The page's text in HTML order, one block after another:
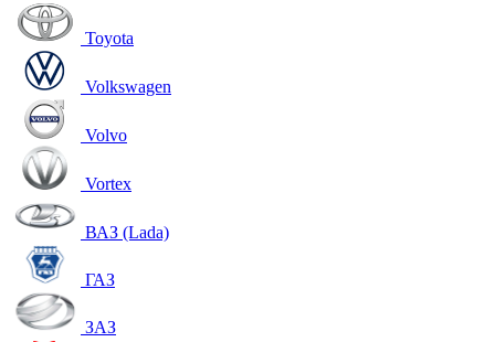
Toyota
Volkswagen
Volvo
Vortex
ВАЗ (Lada)
ГАЗ
ЗАЗ